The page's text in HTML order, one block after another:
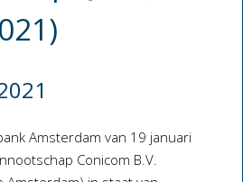
Amsterdam van 19 januari
Conicom B.V.